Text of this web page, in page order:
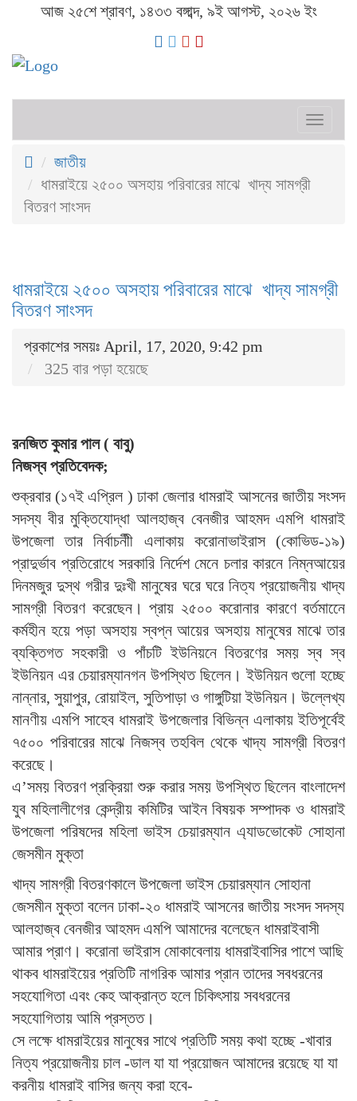
আজ ২৫শে শ্রাবণ, ১৪৩৩ বঙ্গাব্দ, ৯ই আগস্ট, ২০২৬ ইং
জাতীয়
ধামরাইয়ে ২৫০০ অসহায় পরিবারের মাঝে খাদ্য সামগ্রী
বিতরণ সাংসদ
ধামরাইয়ে ২৫০০ অসহায় পরিবারের মাঝে খাদ্য সামগ্রী
বিতরণ সাংসদ
প্রকাশের সময়ঃ April, 17, 2020, 9:42 pm
325 বার পড়া হয়েছে
রনজিত কুমার পাল ( বাবু)
নিজস্ব প্রতিবেদক;
শুক্রবার (১৭ই এপ্রিল ) ঢাকা জেলার ধামরাই আসনের জাতীয় সংসদ
সদস্য বীর মুক্তিযোদ্ধা আলহাজ্ব বেনজীর আহমদ এমপি ধামরাই
উপজেলা তার নির্বাচনীী এলাকায় করোনাভাইরাস (কোভিড-১৯)
প্রাদুর্ভাব প্রতিরোধে সরকারি নির্দেশ মেনে চলার কারনে নিম্নআয়ের
দিনমজুর দুস্থ গরীর দুঃখী মানুষের ঘরে ঘরে নিত্য প্রয়োজনীয় খাদ্য
সামগ্রী বিতরণ করেছেন। প্রায় ২৫০০ করোনার কারণে বর্তমানেে
কর্মহীন হয়ে পড়া অসহায় স্বপ্ন আয়ের অসহায় মানুষের মাঝে তার
ব্যক্তিগত সহকারী ও পাঁচটি ইউনিয়নে বিতরণের সময় স্ব স্ব
ইউনিয়ন এর চেয়ারম্যানগন উপস্থিত ছিলেন। ইউনিয়ন গুলো হচ্ছে
নান্নার, সুয়াপুর, রোয়াইল, সুতিপাড়া ও গাঙ্গুটিয়া ইউনিয়ন। উল্লেখ্য
মানণীয় এমপি সাহেব ধামরাই উপজেলার বিভিন্ন এলাকায় ইতিপূর্বেই
৭৫০০ পরিবারের মাঝে নিজস্ব তহবিল থেকে খাদ্য সামগ্রী বিতরণ
করেছে।
এ’সময় বিতরণ প্রক্রিয়া শুরু করার সময় উপস্থিত ছিলেন বাংলাদেশ
যুব মহিলালীগের কেন্দ্রীয় কমিটির আইন বিষয়ক সম্পাদক ও ধামরাই
উপজেলা পরিষদের মহিলা ভাইস চেয়ারম্যান এ্যাডভোকেট সোহানা
জেসমীন মুক্তা
খাদ্য সামগ্রী বিতরণকালে উপজেলা ভাইস চেয়ারম্যান সোহানা
জেসমীন মুক্তা বলেন ঢাকা-২০ ধামরাই আসনের জাতীয় সংসদ সদস্য
আলহাজ্ব বেনজীর আহমদ এমপি আমাদের বলেছেন ধামরাইবাসী
আমার প্রাণ। করোনা ভাইরাস মোকাবেলায় ধামরাইবাসির পাশে আছি
থাকব ধামরাইয়ের প্রতিটি নাগরিক আমার প্রান তাদের সবধরনের
সহযোগিতা এবং কেহ আক্রান্ত হলে চিকিৎসায় সবধরনের
সহযোগিতায় আমি প্রস্তত।
সে লক্ষে ধামরাইয়ের মানুষের সাথে প্রতিটি সময় কথা হচ্ছে -খাবার
নিত্য প্রয়োজনীয় চাল -ডাল যা যা প্রয়োজন আমাদের রয়েছে যা যা
করনীয় ধামরাই বাসির জন্য করা হবে-